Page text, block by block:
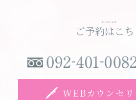
Contact
ご予約はこち
WEBカウンセ